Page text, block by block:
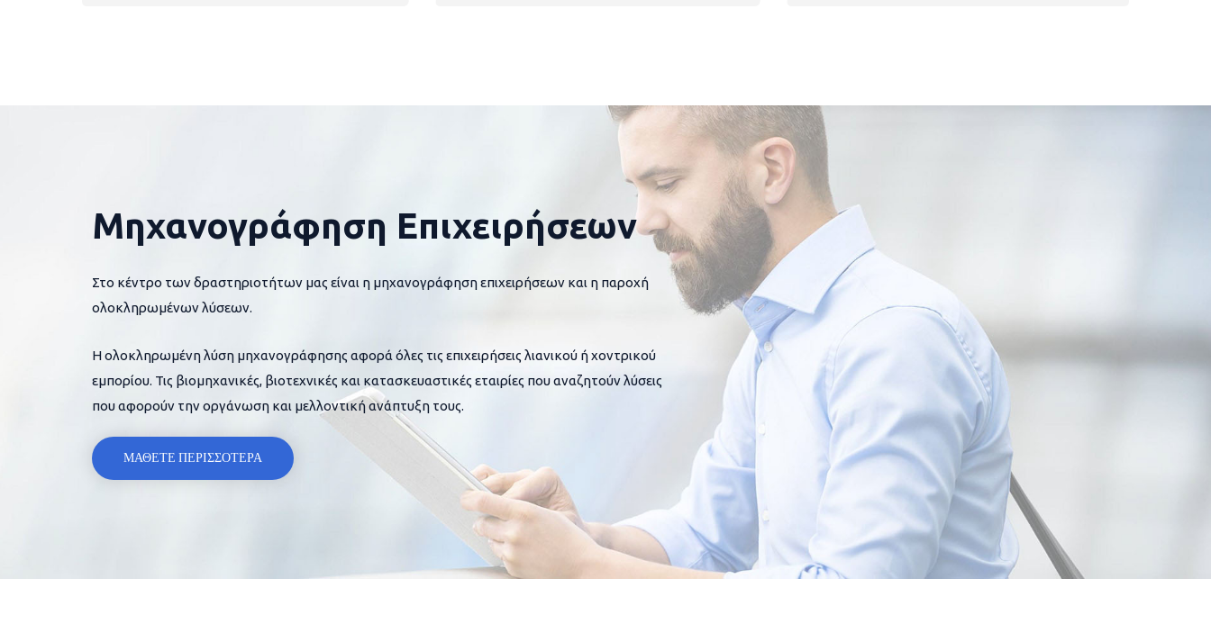
Μηχανογράφηση Επιχειρήσεων
Στο κέντρο των δραστηριοτήτων μας είναι η μηχανογράφηση επιχειρήσεων και η παροχή
ολοκληρωμένων λύσεων.
Η ολοκληρωμένη λύση μηχανογράφησης αφορά όλες τις επιχειρήσεις λιανικού ή χοντρικού
εμπορίου. Τις βιομηχανικές, βιοτεχνικές και κατασκευαστικές εταιρίες που αναζητούν λύσεις
που αφορούν την οργάνωση και μελλοντική ανάπτυξη τους.
ΜΑΘΕΤΕ ΠΕΡΙΣΣΟΤΕΡΑ